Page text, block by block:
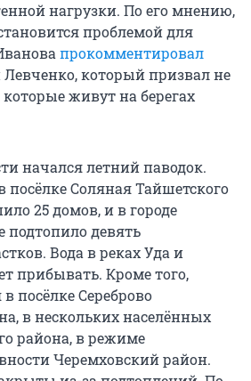
нагрузки. По его мнению,
проблемой для
прокомментировал
Левченко, который призвал не
живут на берегах
начался летний паводок.
посёлке Соляная Тайшетского
25 домов, и в городе
подтопило девять
Вода в реках Уда и
прибывать. Кроме того,
посёлке Сереброво
в нескольких населённых
района, в режиме
Черемховский район.